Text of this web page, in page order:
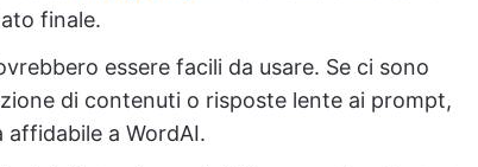
finale.
essere facili da usare. Se ci sono
di contenuti o risposte lente ai prompt,
a WordAI.